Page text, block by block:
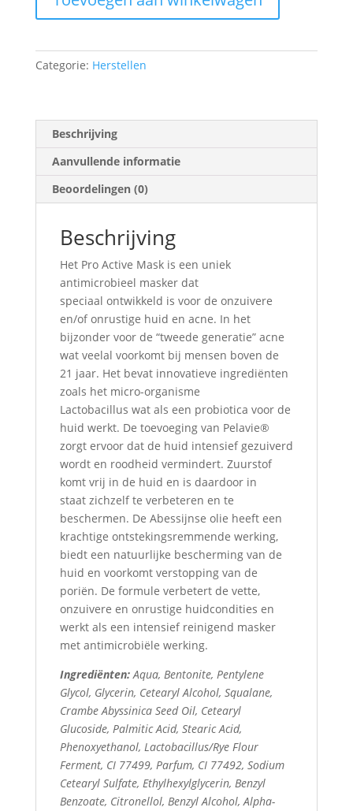
Categorie: Herstellen
Beschrijving
Aanvullende informatie
Beoordelingen (0)
Beschrijving
Het Pro Active Mask is een uniek
antimicrobieel masker dat
speciaal ontwikkeld is voor de onzuivere
en/of onrustige huid en acne. In het
bijzonder voor de “tweede generatie” acne
wat veelal voorkomt bij mensen boven de
21 jaar. Het bevat innovatieve ingrediënten
zoals het micro-organisme
Lactobacillus wat als een probiotica voor de
huid werkt. De toevoeging van Pelavie®
zorgt ervoor dat de huid intensief gezuiverd
wordt en roodheid vermindert. Zuurstof
komt vrij in de huid en is daardoor in
staat zichzelf te verbeteren en te
beschermen. De Abessijnse olie heeft een
krachtige ontstekingsremmende werking,
biedt een natuurlijke bescherming van de
huid en voorkomt verstopping van de
poriën. De formule verbetert de vette,
onzuivere en onrustige huidcondities en
werkt als een intensief reinigend masker
met antimicrobiële werking.
Ingrediënten:Aqua, Bentonite, Pentylene
Glycol, Glycerin, Cetearyl Alcohol, Squalane,
Crambe Abyssinica Seed Oil, Cetearyl
Glucoside, Palmitic Acid, Stearic Acid,
Phenoxyethanol, Lactobacillus/Rye Flour
Ferment, CI 77499, Parfum, CI 77492, Sodium
Cetearyl Sulfate, Ethylhexylglycerin, Benzyl
Benzoate, Citronellol, Benzyl Alcohol, Alpha-